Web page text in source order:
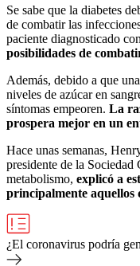
Se sabe que la diabetes
de combatir las
paciente diagnosticado
posibilidades de
Además, debido a que
niveles de azúcar en
síntomas empeoren. La
prospera mejor en un
Hace unas semanas,
presidente de la
metabolismo, explicó a
principalmente aquellos
¿El coronavirus podría